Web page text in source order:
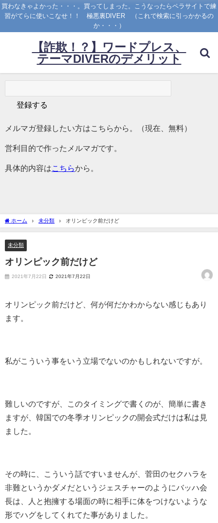
買わなきゃよかった・・・。買ってしまった。こうなったらペラサイトで練
習がてらに使いこなせ！！ 極悪裏DIVER （これで検索に引っかかるの
か・・・）
【詐欺！？】ワードプレス、
テーマDIVERのデメリット
メルマガ登録したい方はこちらから。（現在、無料）
営利目的で作ったメルマガです。
具体的内容は こちらから。
ホーム 未分類 オリンピック前だけど
未分類
オリンピック前だけど
2021年7月22日 2021年7月22日
オリンピック前だけど、何が何だかわからない感じもあり
ます。
私がこういう事をいう立場でないのかもしれないですが。
難しいのですが、このタイミングで書くのが、簡単に書き
ますが、韓国での冬季オリンピックの開会式だけは私は見
ました。
その時に、こういう話ですいませんが、菅田のセクハラを
非難というかダメだというジェスチャーのようにバッハ会
長は、人と抱擁する場面の時に相手に体をつけないような
形でハグをしてくれてた事がありました。